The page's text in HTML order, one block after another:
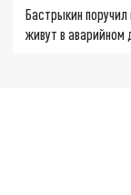
Бастрыкин поручил
живут в аварийном